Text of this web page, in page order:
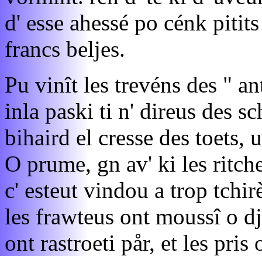
d' esse ahessé po cénk
francs beljes.
Pu vinît les trevéns des "
inla paski ti n' direus des
bihaird el cresse des toets,
O prume, gn av' ki les
c' esteut vindou a trop
les frawteus ont moussî o
ont rastroeti pår, et les